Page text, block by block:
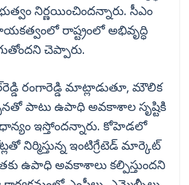
నిర్ణయించిందన్నారు. సీఎం
రాష్ట్రంలో అభివృద్ధి
చెప్పారు.
రంగారెడ్డి మాట్లాడుతూ, మౌలిక
పాటు ఉపాధి అవకాశాల సృష్టికి
ఇస్తోందన్నారు. కోహెడలో
నిర్మిస్తున్న ఇంటిగ్రేటెడ్ మార్కెట్
ఉపాధి అవకాశాలు కల్పిస్తుందని